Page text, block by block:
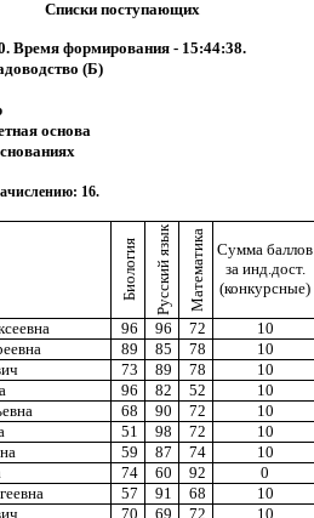
Списки поступающих
Время формирования - 15:44:38.
(Б)
основа
16.
Биология Русский язык Математика
Сумма баллов
за инд.дост.
(конкурсные)
96 96 72
10
89 85 78
10
73 89 78
10
96 82 52
10
68 90 72
10
51 98 72
10
59 87 74
10
74 60 92
0
57 91 68
10
70 69 72
10